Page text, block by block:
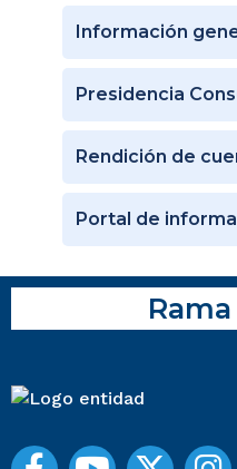
Información
Presidencia
Rendición de
Portal de